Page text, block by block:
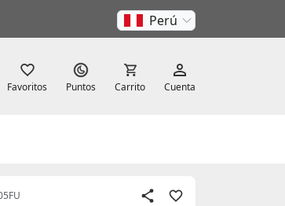
Perú
Favoritos Puntos Carrito Cuenta